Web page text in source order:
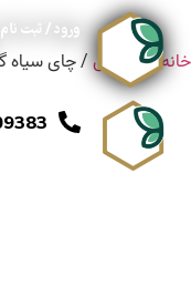
ورود / ثبت نام
خانه/دمنوش/ چای سیاه